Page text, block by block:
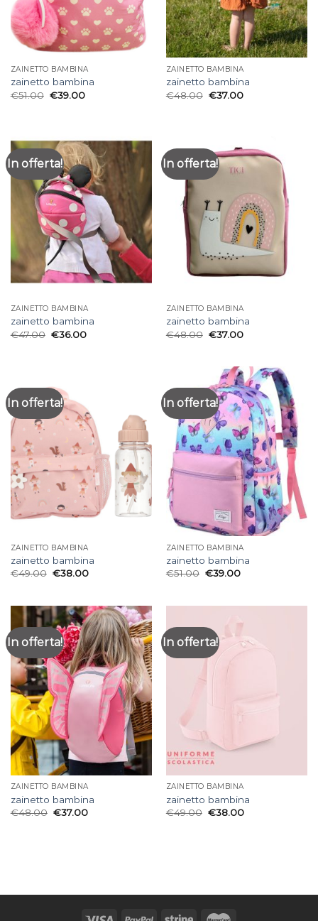
ZAINETTO BAMBINA
zainetto bambina
€51.00 €39.00
ZAINETTO BAMBINA
zainetto bambina
€48.00 €37.00
In offerta!
ZAINETTO BAMBINA
zainetto bambina
€47.00 €36.00
In offerta!
ZAINETTO BAMBINA
zainetto bambina
€48.00 €37.00
In offerta!
ZAINETTO BAMBINA
zainetto bambina
€49.00 €38.00
In offerta!
ZAINETTO BAMBINA
zainetto bambina
€51.00 €39.00
In offerta!
ZAINETTO BAMBINA
zainetto bambina
€48.00 €37.00
In offerta!
ZAINETTO BAMBINA
zainetto bambina
€49.00 €38.00